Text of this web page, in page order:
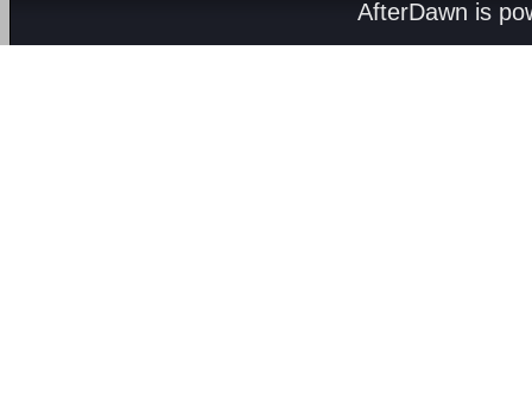
AfterDawn is